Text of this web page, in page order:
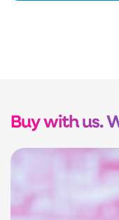
Buy with us.